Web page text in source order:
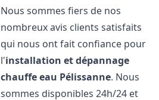
Nous sommes fiers de nos
nombreux avis clients satisfaits
qui nous ont fait confiance pour
l'installation et dépannage
chauffe eau Pélissanne. Nous
sommes disponibles 24h/24 et